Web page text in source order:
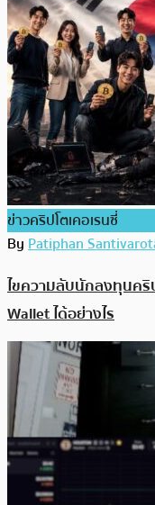
ข่าวคริปโตเคอเรนซี่
ByPatiphan
ไขความลับนักลงทุนคริ
Wallet ได้อย่างไร